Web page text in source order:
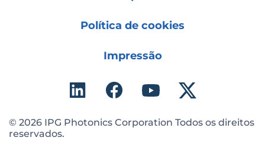
Política de cookies
Impressão
© 2026 IPG Photonics Corporation Todos os direitos
reservados.